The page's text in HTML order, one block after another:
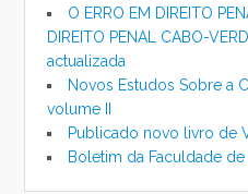
O ERRO EM DIREITO
DIREITO PENAL CABO-
actualizada
Novos Estudos Sobre a
volume II
Publicado novo livro de
Boletim da Faculdade